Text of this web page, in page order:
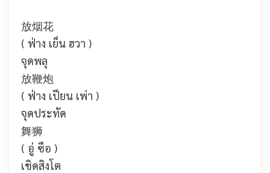
放烟花
( ฟ่าง เย็น ฮวา )
จุดพลุ
放鞭炮
( ฟ่าง เปียน เพ่า )
จุดประทัด
舞狮
( อู่ ซือ )
เชิดสิงโต